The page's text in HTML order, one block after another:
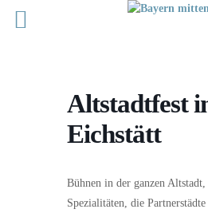
Altstadtfest
Eichstätt
Bühnen in der ganzen
Spezialitäten, die